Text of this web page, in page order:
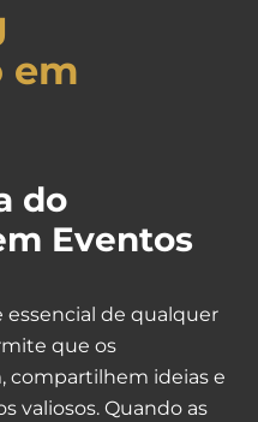
em
do
Eventos
essencial de qualquer
que os
compartilhem ideias e
valiosos. Quando as